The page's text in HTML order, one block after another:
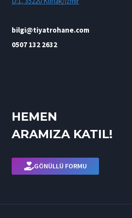
bilgi@tiyatrohane.com
0507 132 2632
HEMEN
ARAMIZA KATIL!
GÖNÜLLÜ FORMU